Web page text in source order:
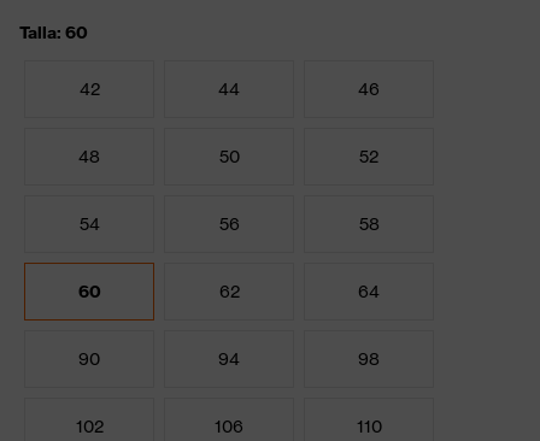
Talla: 60
42 44 46
48 50 52
54 56 58
60 62 64
90 94 98
102 106 110